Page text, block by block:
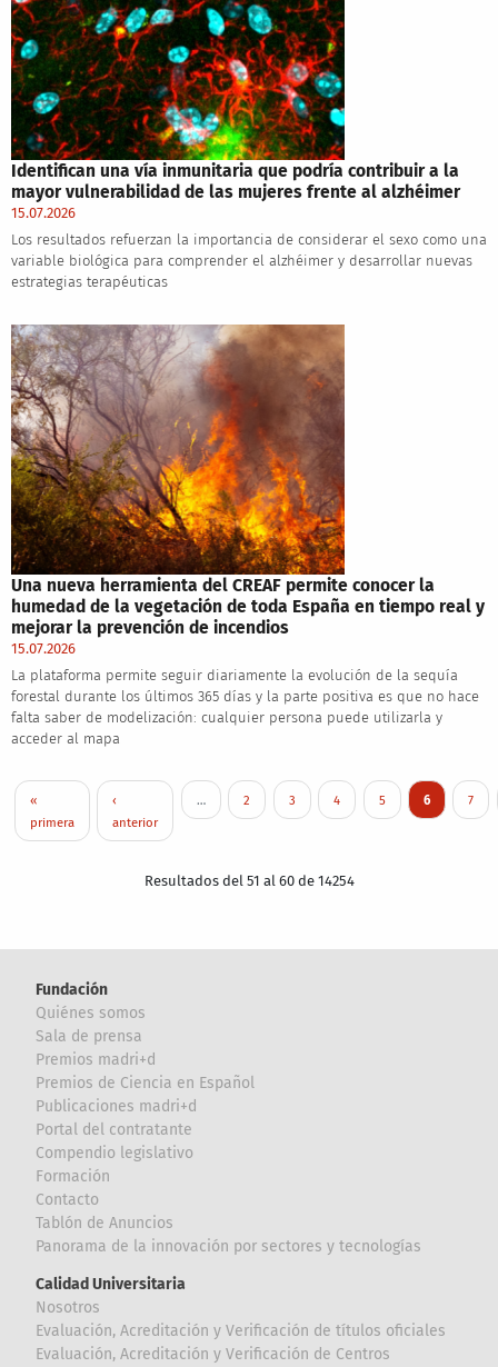
Identifican una vía inmunitaria que podría contribuir a la
mayor vulnerabilidad de las mujeres frente al alzhéimer
15.07.2026
Los resultados refuerzan la importancia de considerar el sexo como una
variable biológica para comprender el alzhéimer y desarrollar nuevas
estrategias terapéuticas
Una nueva herramienta del CREAF permite conocer la
humedad de la vegetación de toda España en tiempo real y
mejorar la prevención de incendios
15.07.2026
La plataforma permite seguir diariamente la evolución de la sequía
forestal durante los últimos 365 días y la parte positiva es que no hace
falta saber de modelización: cualquier persona puede utilizarla y
acceder al mapa
Paginación
Primera página
«
primera
Página anterior
‹
anterior
… Page
2 Page
3 Page
4 Page
5 Página actual
6 Page
7
Resultados del 51 al 60 de 14254
Fundación
Quiénes somos
Sala de prensa
Premios madri+d
Premios de Ciencia en Español
Publicaciones madri+d
Portal del contratante
Compendio legislativo
Formación
Contacto
Tablón de Anuncios
Panorama de la innovación por sectores y tecnologías
Calidad Universitaria
Nosotros
Evaluación, Acreditación y Verificación de títulos oficiales
Evaluación, Acreditación y Verificación de Centros